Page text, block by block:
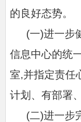
的良好态势。
(一)进一步健
信息中心的统
室,并指定责任
计划、有部署
(二)进一步完